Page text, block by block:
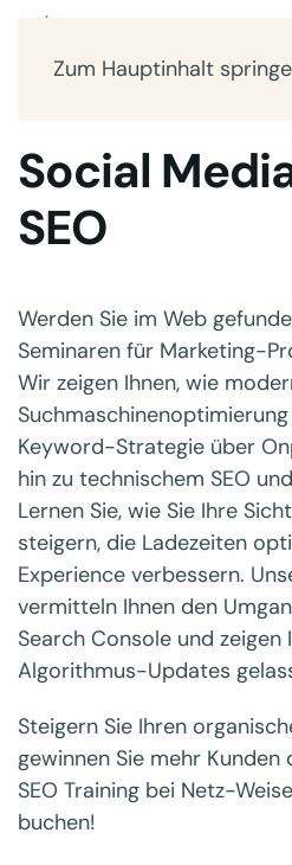
Zum Hauptinhalt
Social
SEO
Werden Sie im Web
Seminaren für Marketing-
Wir zeigen Ihnen, wie
Keyword-Strategie über
hin zu technischem SEO
Lernen Sie, wie Sie Ihre
steigern, die Ladezeiten
Experience verbessern.
vermitteln Ihnen den
Search Console und zeigen
Algorithmus-Updates
Steigern Sie Ihren
gewinnen Sie mehr
SEO Training bei Netz-
buchen!